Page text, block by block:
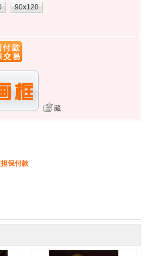
90x120
藏
保付款